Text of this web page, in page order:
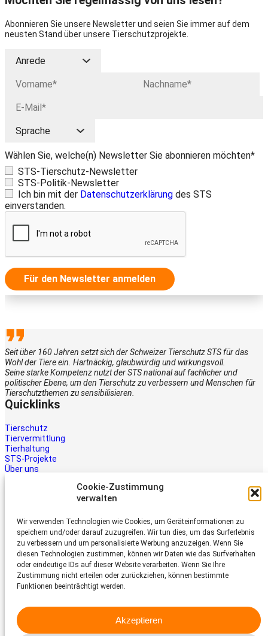
Cookie-Zustimmung
verwalten
Wir verwenden Technologien wie Cookies, um Geräteinformationen zu
speichern und/oder darauf zuzugreifen. Wir tun dies, um das Surferlebnis
zu verbessern und um personalisierte Werbung anzuzeigen. Wenn Sie
diesen Technologien zustimmen, können wir Daten wie das Surfverhalten
oder eindeutige IDs auf dieser Website verarbeiten. Wenn Sie Ihre
Zustimmung nicht erteilen oder zurückziehen, können bestimmte
Funktionen beeinträchtigt werden.
Akzeptieren
Abonnieren Sie unsere Newsletter und seien Sie immer auf dem
neusten Stand über unsere Tierschutzprojekte.
Wählen Sie, welche(n) Newsletter Sie abonnieren möchten*
STS-Tierschutz-Newsletter
STS-Politik-Newsletter
Ich bin mit der Datenschutzerklärung des STS
einverstanden.
Für den Newsletter anmelden
Seit über 160 Jahren setzt sich der Schweizer Tierschutz STS für das
Wohl der Tiere ein. Hartnäckig, glaubwürdig und wirkungsvoll.
Seine starke Kompetenz nutzt der STS national auf fachlicher und
politischer Ebene, um den Tierschutz zu verbessern und Menschen für
Tierschutzthemen zu sensibilisieren.
Quicklinks
Tierschutz
Tiervermittlung
Tierhaltung
STS-Projekte
Über uns
Tiere brauchen Hilfe – auch Ihre.
Unterstützen Sie die Arbeit des
Schweizer Tierschutz STS.
Jetzt spenden
Schweizer Tierschutz STS
CH-4053 Basel